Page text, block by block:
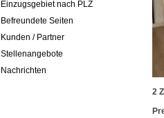
Einzugsgebiet nach PLZ
Befreundete Seiten
Kunden / Partner
Stellenangebote
Nachrichten
2